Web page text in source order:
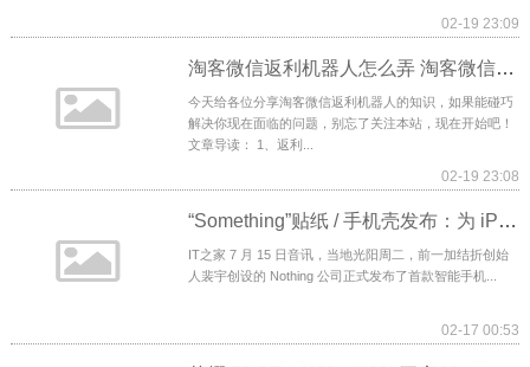
02-19 23:09
淘客微信返利机器人怎么弄 淘客微信返利机器人
今天给各位分享淘客微信返利机器人的知识，如果能碰巧
解决你现在面临的问题，别忘了关注本站，现在开始吧！
文章导读： 1、返利...
02-19 23:08
“Something”贴纸 / 手机壳发布：为 iPhone、S22 Ultra 等机型打造，类似
IT之家 7 月 15 日音讯，当地光阳周二，前一加结折创始
人裴宇创设的 Nothing 公司正式发布了首款智能手机...
02-17 00:53